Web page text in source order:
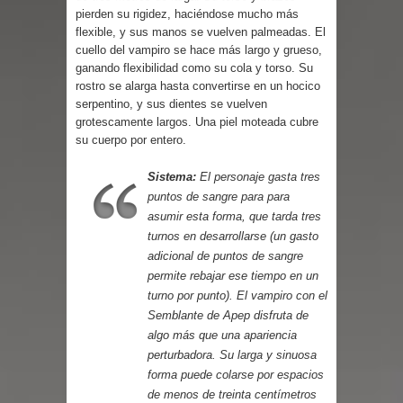
Parte 03: Reflexiones
pierden su rigidez, haciéndose mucho más
flexible, y sus manos se vuelven palmeadas. El
cuello del vampiro se hace más largo y grueso,
ganando flexibilidad como su cola y torso. Su
rostro se alarga hasta convertirse en un hocico
serpentino, y sus dientes se vuelven
grotescamente largos. Una piel moteada cubre
su cuerpo por entero.
Sistema: El personaje gasta tres
puntos de sangre para para
asumir esta forma, que tarda tres
turnos en desarrollarse (un gasto
adicional de puntos de sangre
permite rebajar ese tiempo en un
turno por punto). El vampiro con el
Semblante de Apep disfruta de
algo más que una apariencia
perturbadora. Su larga y sinuosa
forma puede colarse por espacios
de menos de treinta centímetros